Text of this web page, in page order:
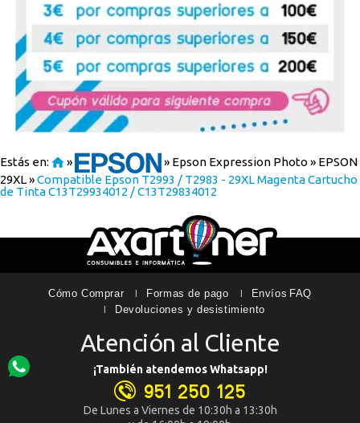
Estás en: » » Epson Expression Photo » EPSON
29XL»Compatible Epson T2993 / T2983 - 29XL Magenta Cartucho
de Tinta C13T29934012 / C13T29834012
Cómo Comprar Formas de pago Envíos FAQ
Devoluciones y desistimiento
Atención al Cliente
¡También atendemos Whatsapp!
951 250 125
De Lunes a Viernes de 10:30h a 13:30h